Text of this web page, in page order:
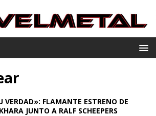
VERDAD»: FLAMANTE ESTRENO DE
JUNTO A RALF SCHEEPERS